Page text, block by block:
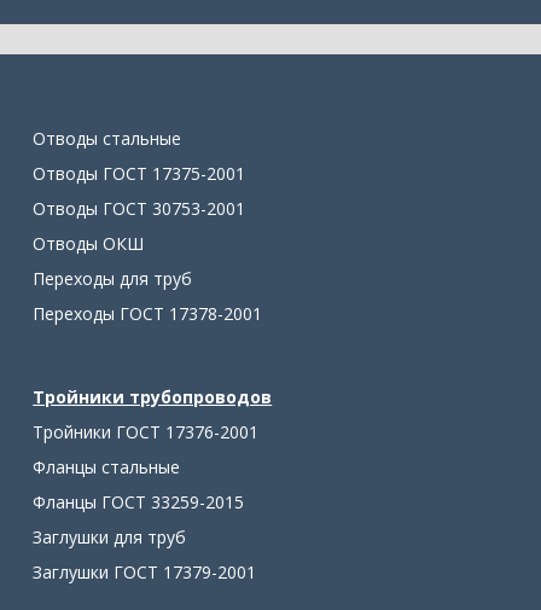
Отводы стальные
Отводы ГОСТ 17375-2001
Отводы ГОСТ 30753-2001
Отводы ОКШ
Переходы для труб
Переходы ГОСТ 17378-2001
Тройники трубопроводов
Тройники ГОСТ 17376-2001
Фланцы стальные
Фланцы ГОСТ 33259-2015
Заглушки для труб
Заглушки ГОСТ 17379-2001